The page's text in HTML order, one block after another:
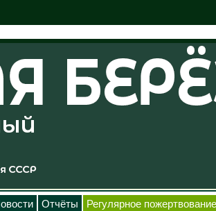
Отчёты Регулярное пожертвование